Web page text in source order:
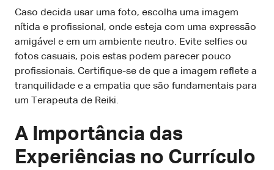
Caso decida usar uma foto, escolha uma imagem
nítida e profissional, onde esteja com uma expressão
amigável e em um ambiente neutro. Evite selfies ou
fotos casuais, pois estas podem parecer pouco
profissionais. Certifique-se de que a imagem reflete a
tranquilidade e a empatia que são fundamentais para
um Terapeuta de Reiki.
A Importância das
Experiências no Currículo